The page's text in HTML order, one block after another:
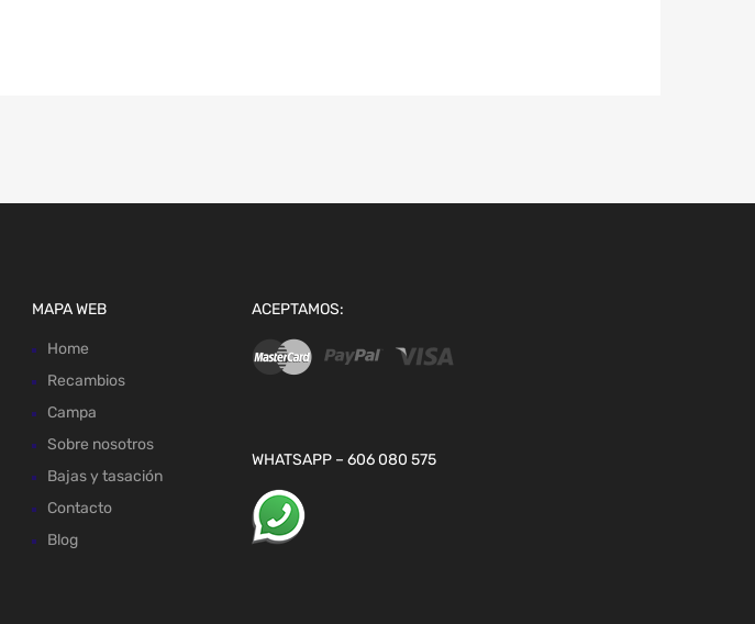
MAPA WEB
Home
Recambios
Campa
Sobre nosotros
Bajas y tasación
Contacto
Blog
ACEPTAMOS:
WHATSAPP – 606 080 575